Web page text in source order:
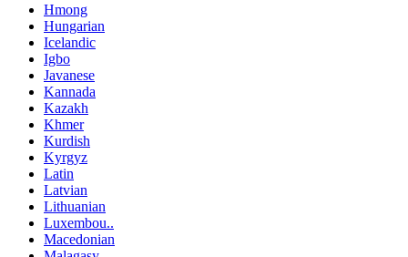
Hmong
Hungarian
Icelandic
Igbo
Javanese
Kannada
Kazakh
Khmer
Kurdish
Kyrgyz
Latin
Latvian
Lithuanian
Luxembou..
Macedonian